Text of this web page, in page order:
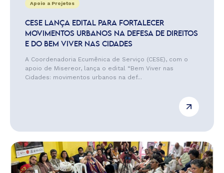
Apoio a Projetos
CESE LANÇA EDITAL PARA FORTALECER
MOVIMENTOS URBANOS NA DEFESA DE DIREITOS
E DO BEM VIVER NAS CIDADES
A Coordenadoria Ecumênica de Serviço (CESE), com o
apoio de Misereor, lança o edital “Bem Viver nas
Cidades: movimentos urbanos na def...